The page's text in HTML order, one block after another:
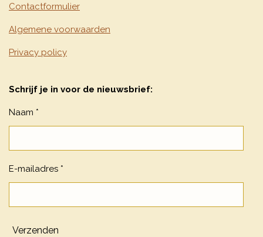
Contactformulier
Algemene voorwaarden
Privacy policy
Schrijf je in voor de nieuwsbrief:
Naam *
E-mailadres *
Verzenden